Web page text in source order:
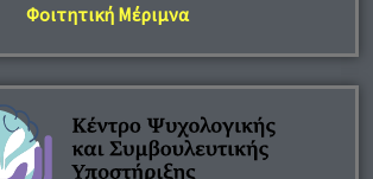
Φοιτητική Μέριμνα